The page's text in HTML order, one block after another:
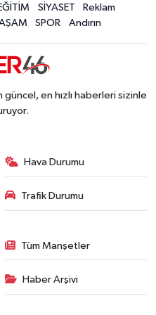
SİYASET
Reklam
SPOR Andırın
en hızlı haberleri sizinle
Hava Durumu
Trafik Durumu
Tüm Manşetler
Haber Arşivi